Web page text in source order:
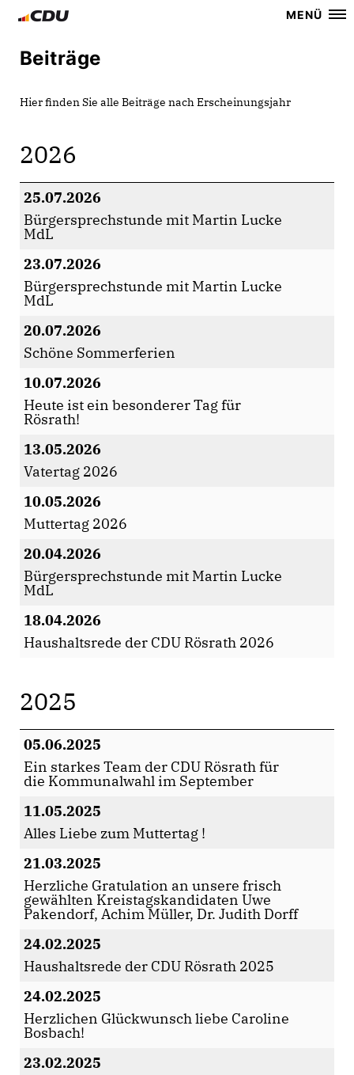
MENÜ
Beiträge
Hier finden Sie alle Beiträge nach Erscheinungsjahr
2026
25.07.2026
Bürgersprechstunde mit Martin Lucke
MdL
23.07.2026
Bürgersprechstunde mit Martin Lucke
MdL
20.07.2026
Schöne Sommerferien
10.07.2026
Heute ist ein besonderer Tag für
Rösrath!
13.05.2026
Vatertag 2026
10.05.2026
Muttertag 2026
20.04.2026
Bürgersprechstunde mit Martin Lucke
MdL
18.04.2026
Haushaltsrede der CDU Rösrath 2026
2025
05.06.2025
Ein starkes Team der CDU Rösrath für
die Kommunalwahl im September
11.05.2025
Alles Liebe zum Muttertag !
21.03.2025
Herzliche Gratulation an unsere frisch
gewählten Kreistagskandidaten Uwe
Pakendorf, Achim Müller, Dr. Judith Dorff
24.02.2025
Haushaltsrede der CDU Rösrath 2025
24.02.2025
Herzlichen Glückwunsch liebe Caroline
Bosbach!
23.02.2025